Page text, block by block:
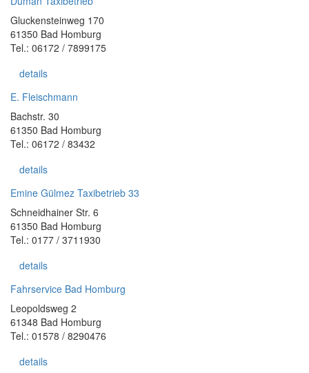
Gluckensteinweg 170
61350 Bad Homburg
Tel.: 06172 / 7899175
details
E. Fleischmann
Bachstr. 30
61350 Bad Homburg
Tel.: 06172 / 83432
details
Emine Gülmez Taxibetrieb 33
Schneidhainer Str. 6
61350 Bad Homburg
Tel.: 0177 / 3711930
details
Fahrservice Bad Homburg
Leopoldsweg 2
61348 Bad Homburg
Tel.: 01578 / 8290476
details